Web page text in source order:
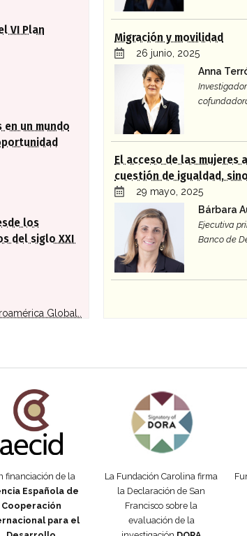
VI Plan
en un mundo
los
del siglo XXI
Global..
Migración y movilidad
26 junio, 2025
Anna
El acceso de las mujeres
cuestión de igualdad,
29 mayo, 2025
Bárbara
Ejecutiva
Banco de
financiación de la
Española de
Cooperación
para el
La Fundación Carolina firma
la Declaración de San
Francisco sobre la
evaluación de la